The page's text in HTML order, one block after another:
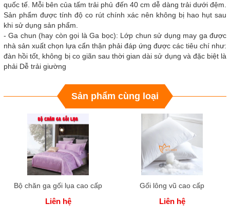
quốc tế. Mỗi bên của tấm trải phủ đến 40 cm dễ dàng trải dưới đệm.
Sản phẩm được tính độ co rút chính xác nên không bị hao hụt sau
khi sử dụng sản phẩm.
- Ga chun (hay còn gọi là Ga bọc): Lớp chun sử dụng may ga được
nhà sản xuất chọn lựa cẩn thận phải đáp ứng được các tiêu chí như:
đàn hồi tốt, không bị co giãn sau thời gian dài sử dụng và đặc biệt là
phải Dễ trải giường
Sản phẩm cùng loại
Bộ chăn ga gối lụa cao cấp
Liên hệ
Gối lông vũ cao cấp
Liên hệ